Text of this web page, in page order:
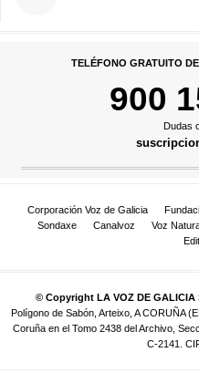
TELÉFONO GRATUITO
900
Dudas
Corporación Voz de Galicia
Sondaxe
Canalvoz Voz
© Copyright LA VOZ DE
Polígono de Sabón, Arteixo, A CORUÑA
Coruña en el Tomo 2438 del Archivo,
C-2141.